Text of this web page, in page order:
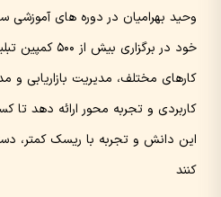
وحید بهرامیان در دوره های آموزشی
خود در برگزاری
کارهای مختلف، مدیریت بازاریابی و
کاربردی و تجربه محور ارائه دهد تا
این دانش و تجربه با ریسک کمتر،
کنند